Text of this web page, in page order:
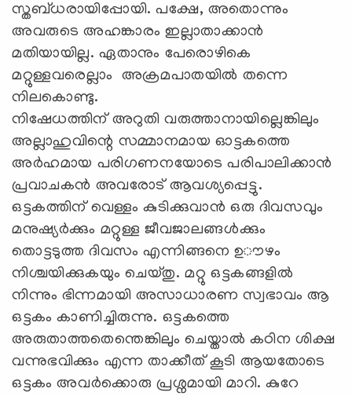
സ്തബ്ധരായിപ്പോയി. പക്ഷേ, അതൊന്നും
അവരുടെ അഹങ്കാരം ഇല്ലാതാക്കാൻ
മതിയായില്ല. ഏതാനും പേരൊഴികെ
മറ്റുള്ളവരെല്ലാം അക്രമപാതയില്‍ തന്നെ
നിലകൊണ്ടു.
നിഷേധത്തിന് അറുതി വരുത്താനായില്ലെങ്കിലും
അല്ലാഹുവിന്റെ സമ്മാനമായ ഓട്ടകത്തെ
അർഹമായ പരിഗണനയോടെ പരിപാലിക്കാൻ
പ്രവാചകൻ അവരോട് ആവശ്യപ്പെട്ടു.
ഒട്ടകത്തിന് വെള്ളം കുടിക്കുവാൻ ഒരു ദിവസവും
മനുഷ്യർക്കും മറ്റുള്ള ജീവജാലങ്ങൾക്കും
തൊട്ടടുത്ത ദിവസം എന്നിങ്ങനെ ഉൗഴം
നിശ്ചയിക്കുകയും ചെയ്തു. മറ്റു ഒട്ടകങ്ങളിൽ
നിന്നും ഭിന്നമായി അസാധാരണ സ്വഭാവം ആ
ഒട്ടകം കാണിച്ചിരുന്നു. ഒട്ടകത്തെ
അരുതാത്തതെന്തെങ്കിലും ചെയ്താൽ കഠിന ശിക്ഷ
വന്നുഭവിക്കും എന്ന താക്കീത് കൂടി ആയതോടെ
ഒട്ടകം അവർക്കൊരു പ്രശ്നമായി മാറി. കുറേ